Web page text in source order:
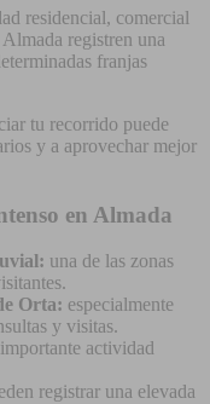
residencial, comercial
registren una
franjas
tu recorrido puede
y a aprovechar mejor
en Almada
una de las zonas
Orta: especialmente
y visitas.
actividad
registrar una elevada